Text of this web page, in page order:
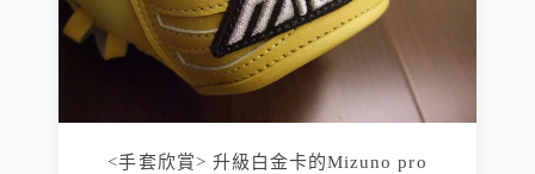
<手套欣賞> 升級白金卡的Mizuno pro